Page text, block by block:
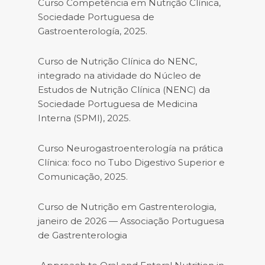
Curso Competência em Nutrição Clínica,
Sociedade Portuguesa de
Gastroenterología, 2025.
Curso de Nutrição Clínica do NENC,
integrado na atividade do Núcleo de
Estudos de Nutrição Clínica (NENC) da
Sociedade Portuguesa de Medicina
Interna (SPMI), 2025.
Curso Neurogastroenterología na prática
Clínica: foco no Tubo Digestivo Superior e
Comunicação, 2025.
Curso de Nutrição em Gastrenterologia,
janeiro de 2026 — Associação Portuguesa
de Gastrenterologia